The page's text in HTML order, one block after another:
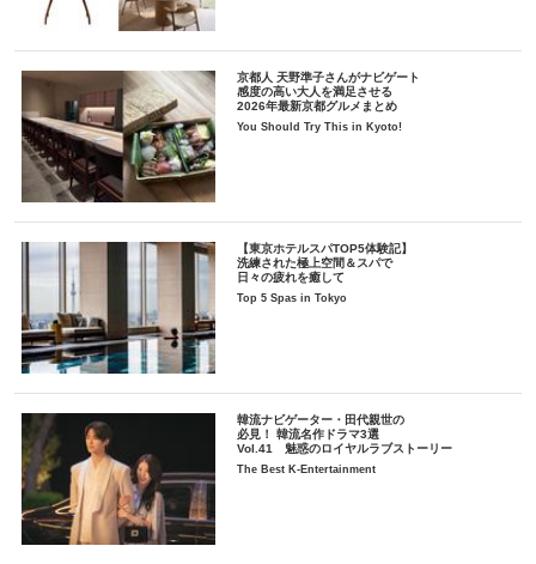
京都人 天野準子さんがナビゲート
感度の高い大人を満足させる
2026年最新京都グルメまとめ
You Should Try This in Kyoto!
【東京ホテルスパTOP5体験記】
洗練された極上空間＆スパで
日々の疲れを癒して
Top 5 Spas in Tokyo
韓流ナビゲーター・田代親世の
必見！ 韓流名作ドラマ3選
Vol.41 魅惑のロイヤルラブストーリー
The Best K-Entertainment